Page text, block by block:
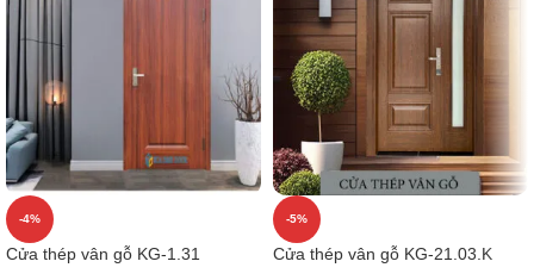
-4%
Cửa thép vân gỗ KG-1.31
-5%
Cửa thép vân gỗ KG-21.03.K